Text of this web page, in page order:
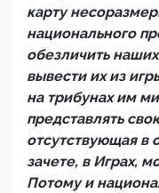
карту
национального
обезличить
вывести их из
на трибунах им
представлять
отсутствующая в
зачете, в Играх,
Потому и